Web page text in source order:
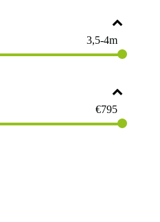
3,5-4m
€795